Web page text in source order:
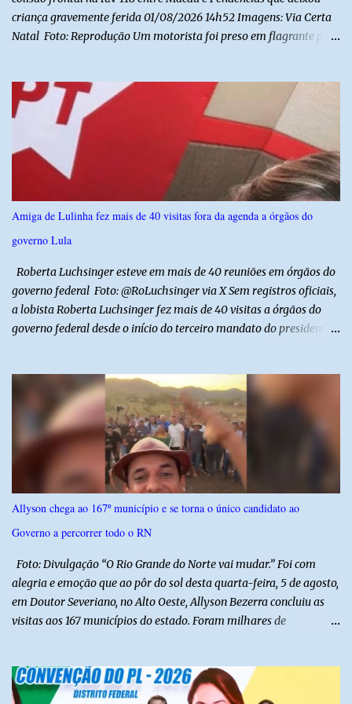
criança gravemente ferida 01/08/2026 14h52 Imagens: Via Certa
Natal Foto: Reprodução Um motorista foi preso em flagrante por
na RN-118, entre Macau e Pendências. Segundo a Polícia Militar,
dois carros que seguiam em sentidos opostos bateram de frente.
Um dos condutores apresentava sinais de embriaguez, foi levado
ao Hospital Regional Tarcísio Maia, em Mossoró, e autuado em
flagrante. O exame pericial para confirmar a presença de álcool no
organismo está em andamento. No outro veículo estavam
funcionários da Caern que seguiam para uma partida de futebol. O
motorista e uma mulher sofreram ferimentos leves. A criança, que
estava no carro com o grupo, ficou gravemente ferida, precisou ser
Amiga de Lulinha fez mais de 40 visitas fora da agenda a órgãos do
governo Lula
Roberta Luchsinger esteve em mais de 40 reuniões em órgãos do
governo federal Foto: @RoLuchsinger via X Sem registros oficiais,
a lobista Roberta Luchsinger fez mais de 40 visitas a órgãos do
governo federal desde o início do terceiro mandato do presidente
públicos que participam dos encontros. Em duas oportunidades, a
lobista esteve no Palácio do Planalto e no gabinete do ministro do
Desenvolvimento Social, Wellington Dias, acompanhada do então
sócio de Lulinha. Os encontros não foram registrados nas agendas
oficiais. Fábio Luís é alvo de inquérito aberto nesta quinta-feira,
30, a pedido da PF, que apura se ele utilizou a influência do pai
para defender interesses empresariais com a administração
pública. Segundo a Polícia Federal, a atuação dele contou com a
ajuda de Luchsinger e se concentrou no Ministério da Saúde e no
Allyson chega ao 167º município e se torna o único candidato ao
Governo a percorrer todo o RN
Foto: Divulgação “O Rio Grande do Norte vai mudar.” Foi com
alegria e emoção que ao pôr do sol desta quarta-feira, 5 de agosto,
em Doutor Severiano, no Alto Oeste, Allyson Bezerra concluiu as
visitas aos 167 municípios do estado. Foram milhares de
Governador Allyson Bezerra concluiu as agendas do 167 Razões RN
após visitar todas as cidades potiguares, dos pequenos municípios